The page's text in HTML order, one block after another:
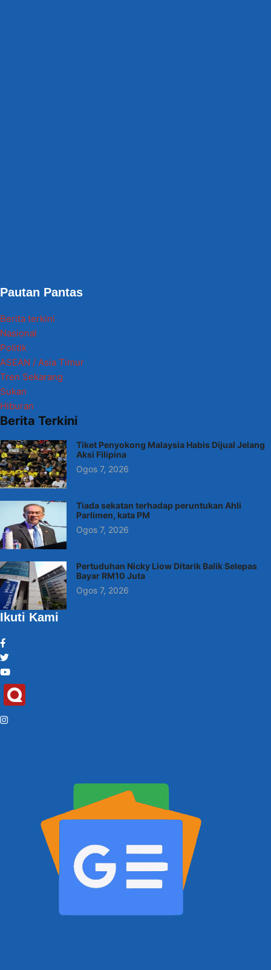
Pautan Pantas
Berita terkini
Nasional
Politik
ASEAN / Asia Timur
Tren Sekarang
Sukan
Hiburan
Berita Terkini
Tiket Penyokong Malaysia Habis Dijual Jelang
Aksi Filipina
Ogos 7, 2026
Tiada sekatan terhadap peruntukan Ahli
Parlimen, kata PM
Ogos 7, 2026
Pertuduhan Nicky Liow Ditarik Balik Selepas
Bayar RM10 Juta
Ogos 7, 2026
Ikuti Kami